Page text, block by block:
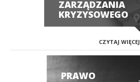
ZARZĄDZANIA
KRYZYSOWEGO
CZYTAJ WIĘCEJ
PRAWO